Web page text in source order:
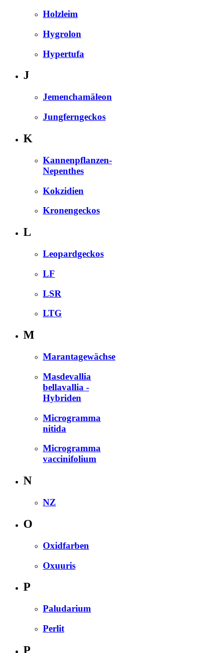
Holzleim
Hygrolon
Hypertufa
J
Jemenchamäleon
Jungferngeckos
K
Kannenpflanzen-
Nepenthes
Kokzidien
Kronengeckos
L
Leopardgeckos
LF
LSR
LTG
M
Marantagewächse
Masdevallia
bellavallia -
Hybriden
Microgramma
nitida
Microgramma
vaccinifolium
N
NZ
O
Oxidfarben
Oxuuris
P
Paludarium
Perlit
P